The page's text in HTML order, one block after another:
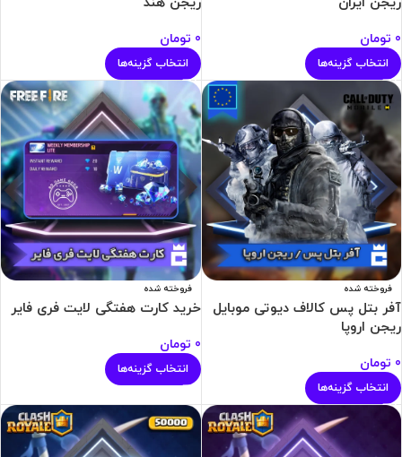
0 تومان
انتخاب گزینه‌ها
0 تومان
انتخاب گزینه‌ها
فروخته شده
آفر بتل پس کالاف دیوتی موبایل
ریجن اروپا
0 تومان
انتخاب گزینه‌ها
فروخته شده
خرید کارت هفتگی لایت فری فایر
0 تومان
انتخاب گزینه‌ها